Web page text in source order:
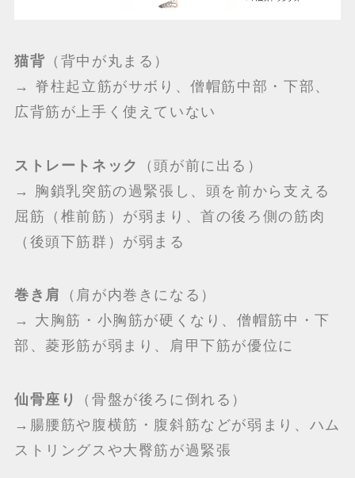
猫背 （背中が丸まる）
→ 脊柱起立筋がサボり、僧帽筋中部・下部、
広背筋が上手く使えていない
ストレートネック
（頭が前に出る）
→ 胸鎖乳突筋の過緊張し、頭を前から支える
屈筋（椎前筋）が弱まり、首の後ろ側の筋肉
（後頭下筋群）が弱まる
巻き肩
（肩が内巻きになる）
→ 大胸筋・小胸筋が硬くなり、僧帽筋中・下
部、菱形筋が弱まり、肩甲下筋が優位に
仙骨座り
（骨盤が後ろに倒れる）
→腸腰筋や腹横筋・腹斜筋などが弱まり、ハム
ストリングスや大臀筋が過緊張